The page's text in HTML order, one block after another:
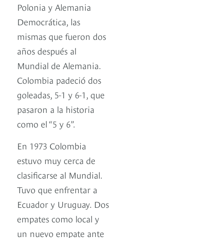
Polonia y Alemania
Democrática, las
mismas que fueron dos
años después al
Mundial de Alemania.
Colombia padeció dos
goleadas, 5-1 y 6-1, que
pasaron a la historia
como el “5 y 6”.
En 1973 Colombia
estuvo muy cerca de
clasificarse al Mundial.
Tuvo que enfrentar a
Ecuador y Uruguay. Dos
empates como local y
un nuevo empate ante